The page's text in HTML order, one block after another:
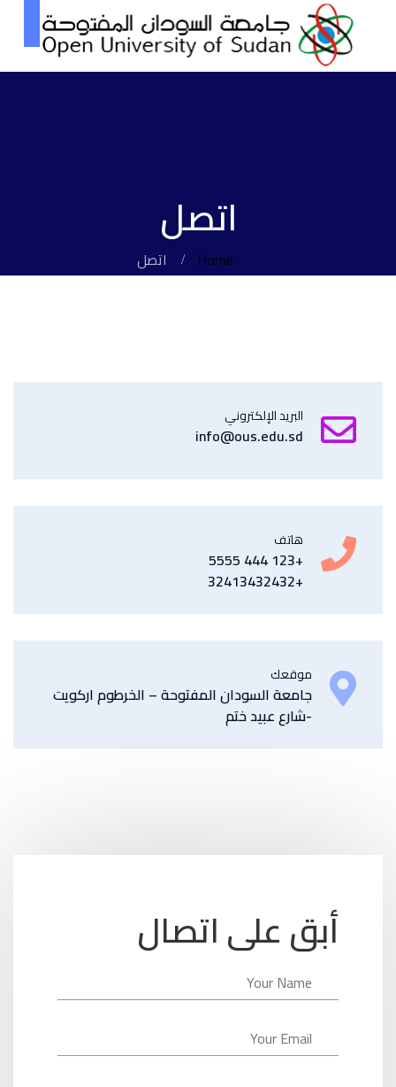
اتصل
Home اتصل
البريد الإلكتروني
info@ous.edu.sd
هاتف
+123 444 5555
+32413432432
موقعك
جامعة السودان المفتوحة – الخرطوم اركويت
-شارع عبيد ختم
أبق على اتصال